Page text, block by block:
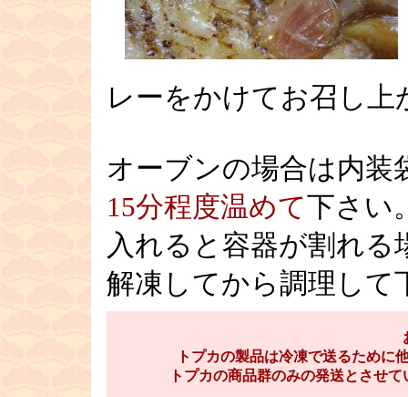
レーをかけてお召し上
オーブンの場合は内装
15分程度温めて下さい
入れると容器が割れ
解凍してから調理して
トプカの製品は冷凍で送るために
トプカの商品群のみの発送とさせて